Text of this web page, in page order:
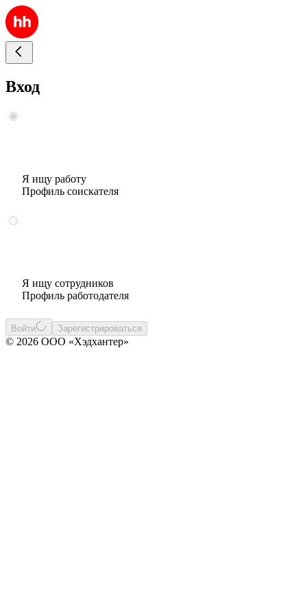
Вход
Я ищу работу
Профиль соискателя
Я ищу сотрудников
Профиль работодателя
Войти Зарегистрироваться
© 2026 ООО «Хэдхантер»